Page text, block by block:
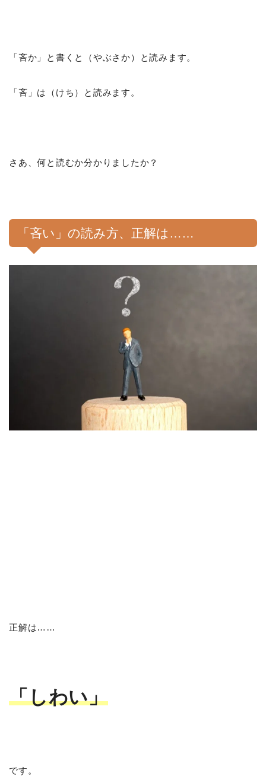
「吝か」と書くと（やぶさか）と読みます。
「吝」は（けち）と読みます。
さあ、何と読むか分かりましたか？
「吝い」の読み方、正解は……
正解は……
「しわい」
です。